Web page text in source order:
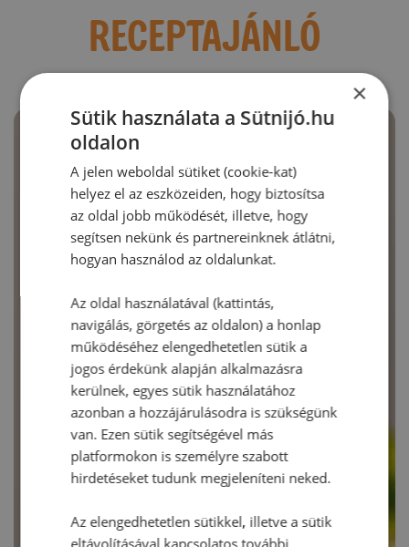
RECEPTAJÁNLÓ
×
Sütik használata a Sütnijó.hu
oldalon
A jelen weboldal sütiket (cookie-kat)
helyez el az eszközeiden, hogy biztosítsa
az oldal jobb működését, illetve, hogy
segítsen nekünk és partnereinknek átlátni,
hogyan használod az oldalunkat.
Az oldal használatával (kattintás,
navigálás, görgetés az oldalon) a honlap
működéséhez elengedhetetlen sütik a
jogos érdekünk alapján alkalmazásra
kerülnek, egyes sütik használatához
azonban a hozzájárulásodra is szükségünk
van. Ezen sütik segítségével más
platformokon is személyre szabott
hirdetéseket tudunk megjeleníteni neked.
Az elengedhetetlen sütikkel, illetve a sütik
eltávolításával kapcsolatos további